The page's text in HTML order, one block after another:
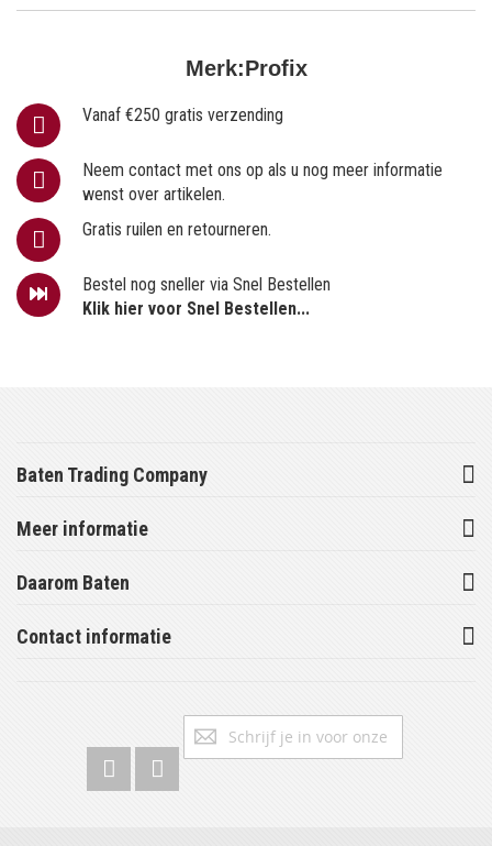
Merk:Profix
Vanaf €250 gratis verzending
Neem contact met ons op als u nog meer informatie
wenst over artikelen.
Gratis ruilen en retourneren.
Bestel nog sneller via Snel Bestellen
Klik hier voor Snel Bestellen...
Baten Trading Company
Meer informatie
Daarom Baten
Contact informatie
Abonneer